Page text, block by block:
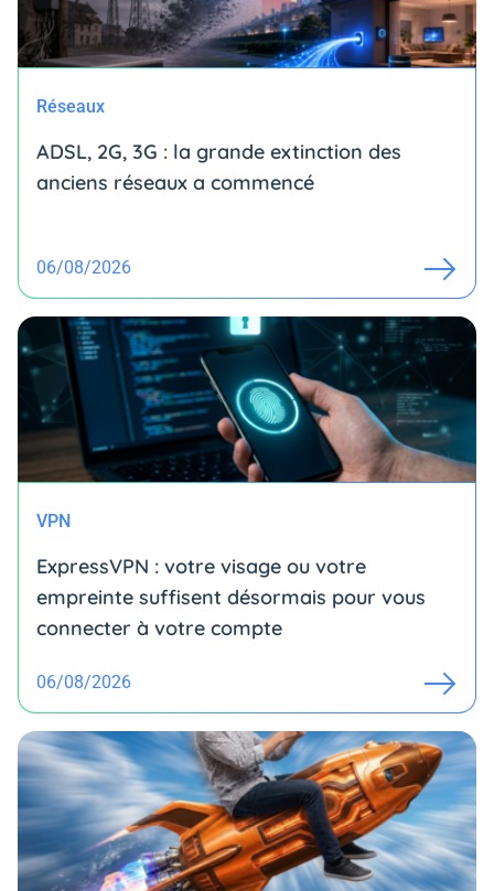
Réseaux
ADSL, 2G, 3G : la grande extinction des
anciens réseaux a commencé
06/08/2026
VPN
ExpressVPN : votre visage ou votre
empreinte suffisent désormais pour vous
connecter à votre compte
06/08/2026